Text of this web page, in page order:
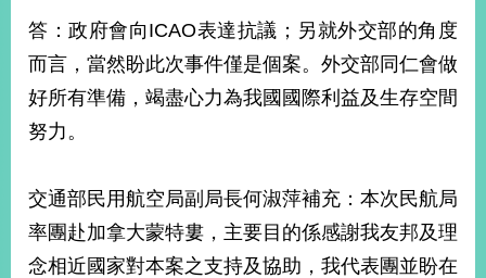
答：政府會向ICAO表達抗議；另就外交部的角度
而言，當然盼此次事件僅是個案。外交部同仁會做
好所有準備，竭盡心力為我國國際利益及生存空間
努力。
交通部民用航空局副局長何淑萍補充：本次民航局
率團赴加拿大蒙特婁，主要目的係感謝我友邦及理
念相近國家對本案之支持及協助，我代表團並盼在